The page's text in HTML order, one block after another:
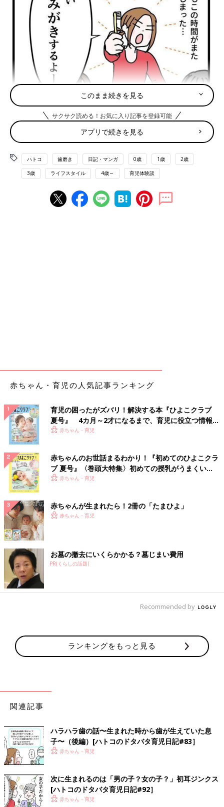
このまま続きを見る
サクサク読める！お気に入り記事を登録可能
アプリで続きを見る
ハトコ 歯磨き 日記・マンガ 0歳 1歳 2歳
3歳 ライフスタイル 4歳～ 育児体験談
赤ちゃん・育児の人気記事ランキング
育児の困ったがズバリ！解決する本『ひよこクラブ
夏号』 4カ月～2才になるまで、育児に役立つ情報が
いっぱい！
赤ちゃん・育児
赤ちゃんのお世話まるわかり！『初めてのひよこクラ
ブ 夏号』〈巻頭大特集〉初めての授乳がうまくい
く！ おっぱい・ミルクの基本と夏のトラブル 解決テ
赤ちゃん・育児
赤ちゃんが生まれたら！2冊の「たまひよ」
赤ちゃん・育児
お墓の撤去にいくらかかる？墓じまい費用
PR(くらしの話題)
Recommended by
ランキングをもっと見る
関連記事
ハラハラ歯の話〜生まれた時から歯が生えていた息
子〜（後編）[ハトコのドタバタ育児日記#83］
赤ちゃん・育児
次に生まれるのは「男の子？女の子？」初耳ジンクス
[ハトコのドタバタ育児日記#92］
赤ちゃん・育児